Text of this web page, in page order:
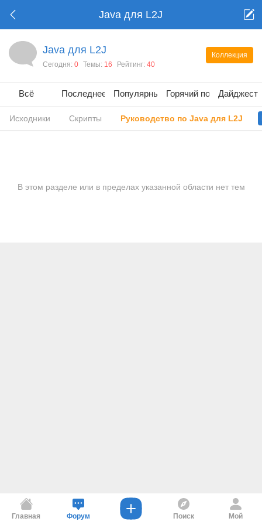
Java для L2J
Коллекция
Java для L2J
Сегодня: 0 Темы: 16 Рейтинг: 40
Всё Последнее Популярные Горячий постДайджест
Исходники Скрипты Руководство по Java для L2J
В этом разделе или в пределах указанной области нет тем
Главная Форум Поиск Мой